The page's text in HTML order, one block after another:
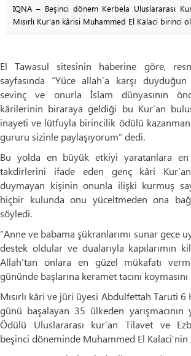
IQNA – Beşinci dönem Kerbela Uluslararası
Mısırlı Kur’an kârisi Muhammed El Kalaci birinci
El Tawasul sitesinin haberine göre,
sayfasında “Yüce allah’a karşı
sevinç ve onurla İslam dünyasının
kârilerinin biraraya geldiği bu Kur’an
inayeti ve lütfuyla birincilik ödülü
gururu sizinle paylaşıyorum” dedi.
Bu yolda en büyük etkiyi yaratanlara
takdirlerini ifade eden genç kâri
duymayan kişinin onunla ilişki kurmuş
hiçbir kulunda onu yüceltmeden ona
söyledi.
“Anne ve babama şükranlarımı sunar gece
destek oldular ve dualarıyla kapılarımın
Allah’tan onlara en güzel mükafatı
gününde başlarına keramet tacını
Mısırlı kâri ve jüri üyesi Abdulfettah Taruti 6
günü başalayan 35 ülkeden yarışmacının
Ödülü Uluslararası kur’an Tilavet ve
beşinci döneminde Muhammed El Kalaci’nin